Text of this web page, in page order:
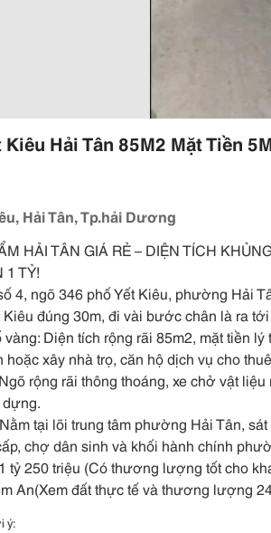
Hải Tân 85M2 Mặt Tiền
Hải Tân, Tp.hải Dương
HẢI TÂN GIÁ RẺ – DIỆN TÍCH
1 TỶ!
4, ngõ 346 phố Yết Kiêu, phường Hải
Kiêu đúng 30m, đi vài bước chân là ra
vàng: Diện tích rộng rãi 85m2, mặt tiền
xây nhà trọ, căn hộ dịch vụ cho
rộng rãi thông thoáng, xe chở vật
tại lõi trung tâm phường Hải Tân,
chợ dân sinh và khối hành chính
tỷ 250 triệu (Có thương lượng tốt cho
An(Xem đất thực tế và thương lượng
ý: